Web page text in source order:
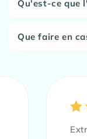
Qu'est-ce que
Que faire en